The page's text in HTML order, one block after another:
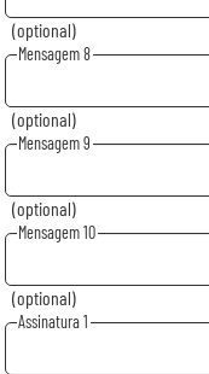
(optional)
Mensagem 8
(optional)
Mensagem 9
(optional)
Mensagem 10
(optional)
Assinatura 1